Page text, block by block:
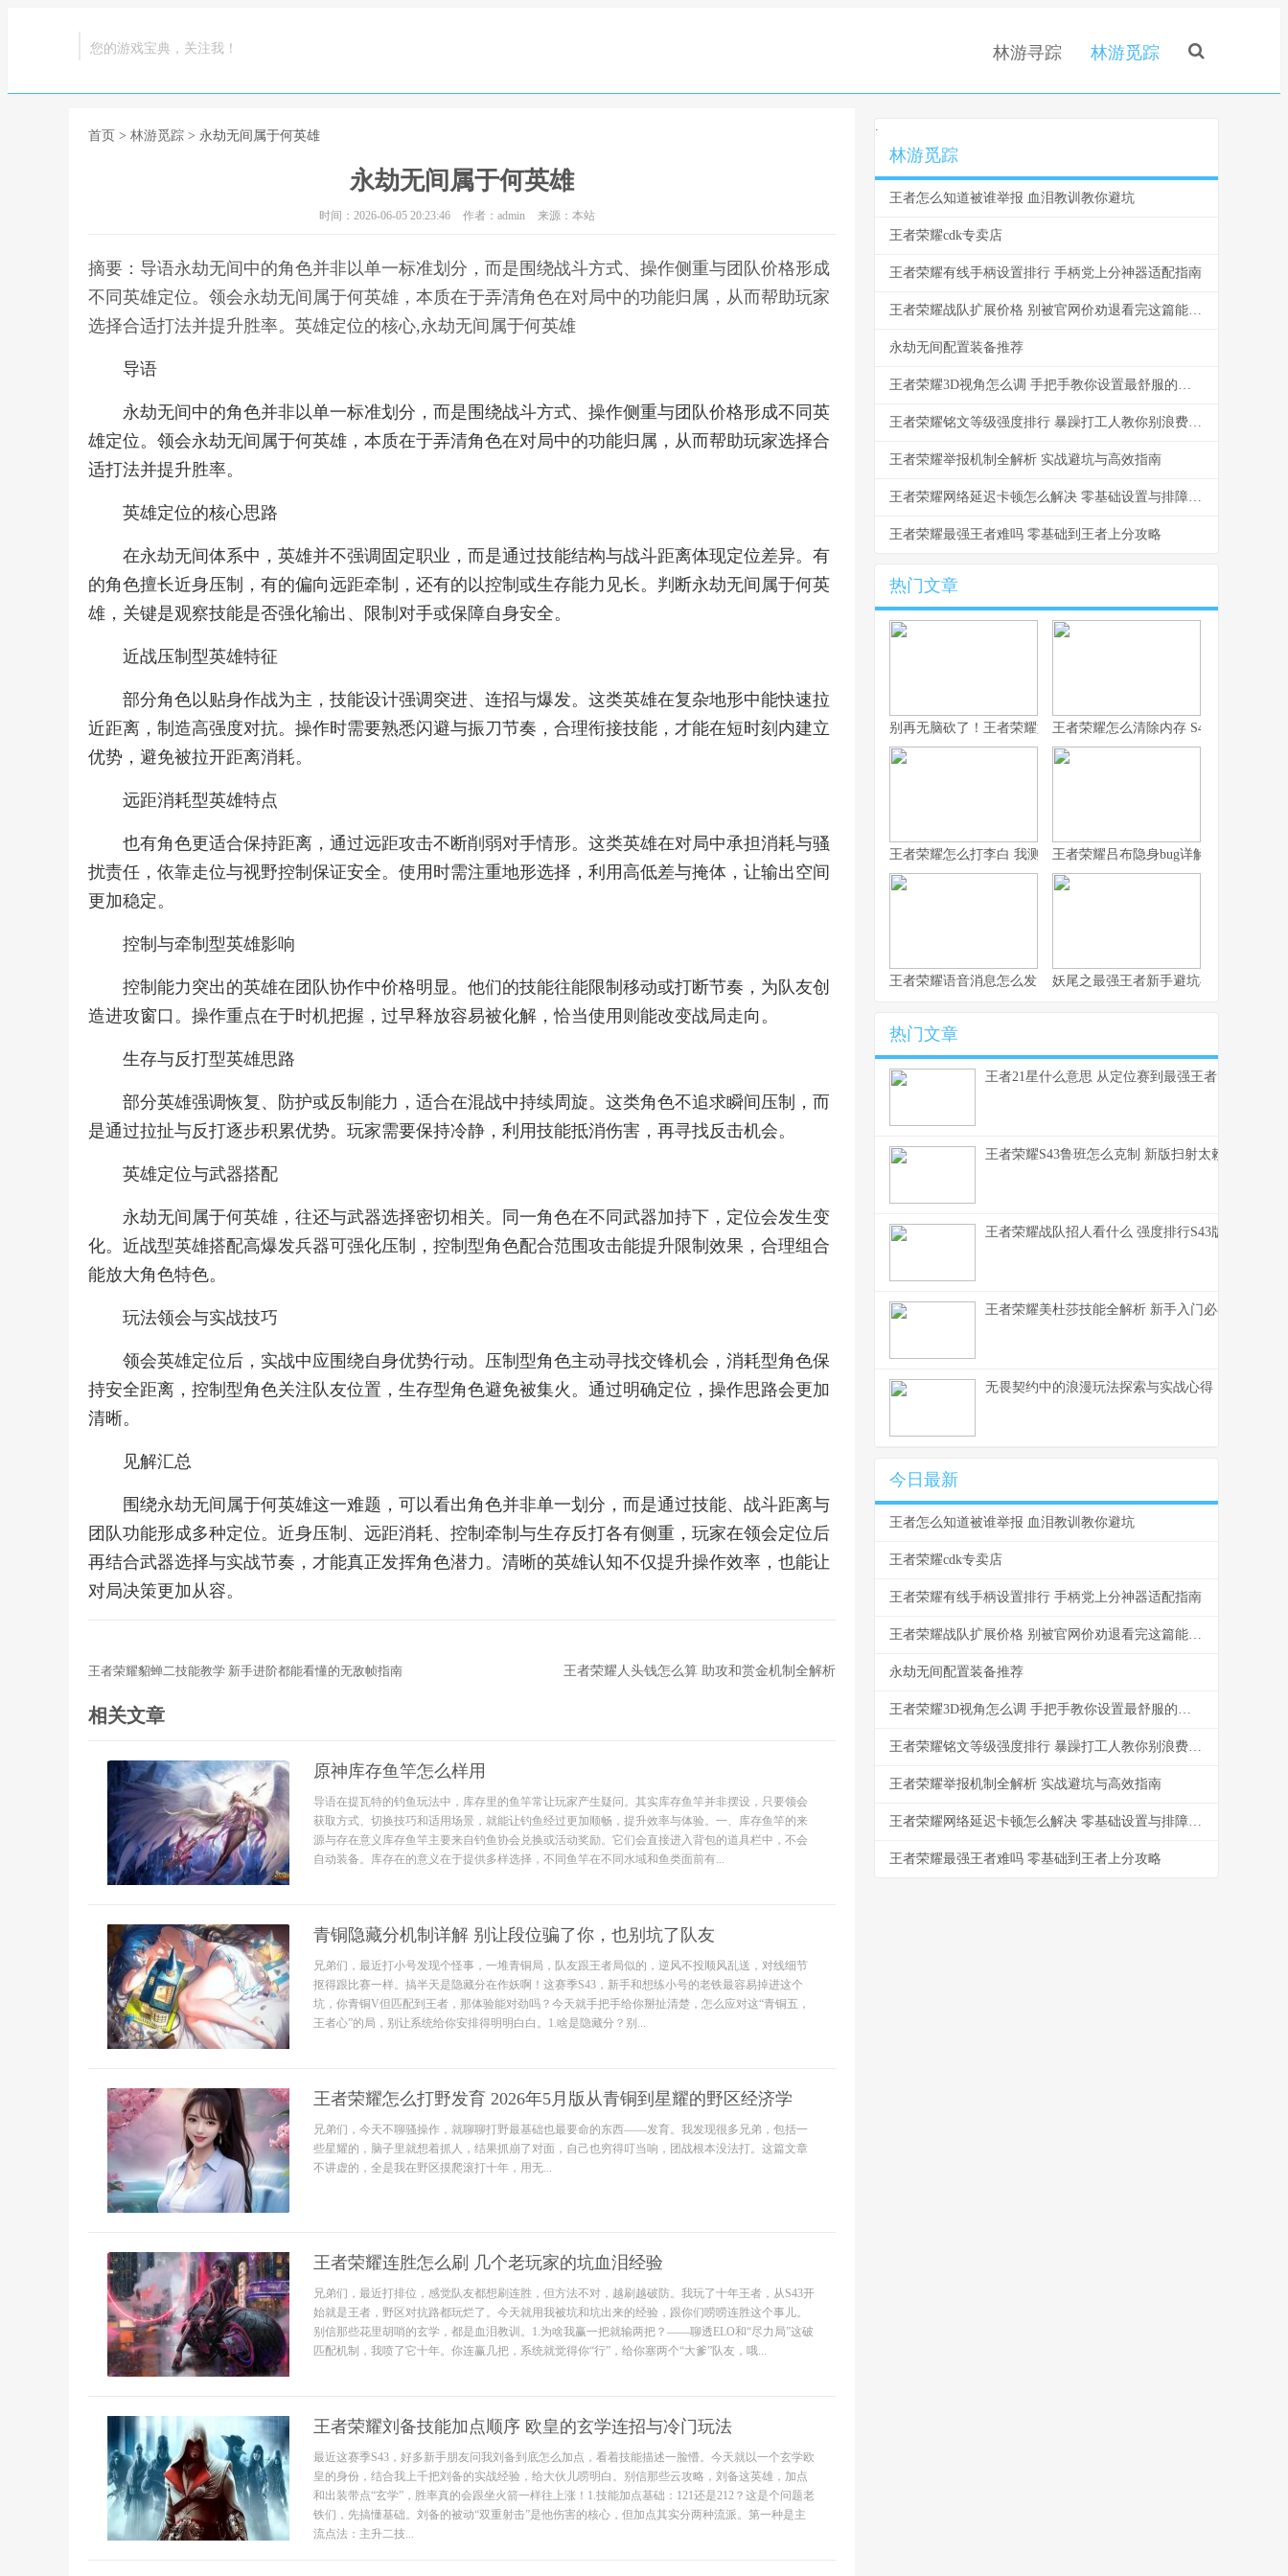
您的游戏宝典，关注我！ 林游寻踪 林游觅踪
首页 > 林游觅踪 > 永劫无间属于何英雄
永劫无间属于何英雄
时间：2026-06-05 20:23:46 作者：admin 来源：本站
摘要：导语永劫无间中的角色并非以单一标准划分，而是围绕战斗方式、操作侧重与团队价格形成
不同英雄定位。领会永劫无间属于何英雄，本质在于弄清角色在对局中的功能归属，从而帮助玩家
选择合适打法并提升胜率。英雄定位的核心,永劫无间属于何英雄
导语
永劫无间中的角色并非以单一标准划分，而是围绕战斗方式、操作侧重与团队价格形成不同英
雄定位。领会永劫无间属于何英雄，本质在于弄清角色在对局中的功能归属，从而帮助玩家选择合
适打法并提升胜率。
英雄定位的核心思路
在永劫无间体系中，英雄并不强调固定职业，而是通过技能结构与战斗距离体现定位差异。有
的角色擅长近身压制，有的偏向远距牵制，还有的以控制或生存能力见长。判断永劫无间属于何英
雄，关键是观察技能是否强化输出、限制对手或保障自身安全。
近战压制型英雄特征
部分角色以贴身作战为主，技能设计强调突进、连招与爆发。这类英雄在复杂地形中能快速拉
近距离，制造高强度对抗。操作时需要熟悉闪避与振刀节奏，合理衔接技能，才能在短时刻内建立
优势，避免被拉开距离消耗。
远距消耗型英雄特点
也有角色更适合保持距离，通过远距攻击不断削弱对手情形。这类英雄在对局中承担消耗与骚
扰责任，依靠走位与视野控制保证安全。使用时需注重地形选择，利用高低差与掩体，让输出空间
更加稳定。
控制与牵制型英雄影响
控制能力突出的英雄在团队协作中价格明显。他们的技能往能限制移动或打断节奏，为队友创
造进攻窗口。操作重点在于时机把握，过早释放容易被化解，恰当使用则能改变战局走向。
生存与反打型英雄思路
部分英雄强调恢复、防护或反制能力，适合在混战中持续周旋。这类角色不追求瞬间压制，而
是通过拉扯与反打逐步积累优势。玩家需要保持冷静，利用技能抵消伤害，再寻找反击机会。
英雄定位与武器搭配
永劫无间属于何英雄，往还与武器选择密切相关。同一角色在不同武器加持下，定位会发生变
化。近战型英雄搭配高爆发兵器可强化压制，控制型角色配合范围攻击能提升限制效果，合理组合
能放大角色特色。
玩法领会与实战技巧
领会英雄定位后，实战中应围绕自身优势行动。压制型角色主动寻找交锋机会，消耗型角色保
持安全距离，控制型角色关注队友位置，生存型角色避免被集火。通过明确定位，操作思路会更加
清晰。
见解汇总
围绕永劫无间属于何英雄这一难题，可以看出角色并非单一划分，而是通过技能、战斗距离与
团队功能形成多种定位。近身压制、远距消耗、控制牵制与生存反打各有侧重，玩家在领会定位后
再结合武器选择与实战节奏，才能真正发挥角色潜力。清晰的英雄认知不仅提升操作效率，也能让
对局决策更加从容。
王者荣耀貂蝉二技能教学 新手进阶都能看懂的无敌帧指南 王者荣耀人头钱怎么算 助攻和赏金机制全解析
相关文章
原神库存鱼竿怎么样用
导语在提瓦特的钓鱼玩法中，库存里的鱼竿常让玩家产生疑问。其实库存鱼竿并非摆设，只要领会
获取方式、切换技巧和适用场景，就能让钓鱼经过更加顺畅，提升效率与体验。一、库存鱼竿的来
源与存在意义库存鱼竿主要来自钓鱼协会兑换或活动奖励。它们会直接进入背包的道具栏中，不会
自动装备。库存在的意义在于提供多样选择，不同鱼竿在不同水域和鱼类面前有...
青铜隐藏分机制详解 别让段位骗了你，也别坑了队友
兄弟们，最近打小号发现个怪事，一堆青铜局，队友跟王者局似的，逆风不投顺风乱送，对线细节
抠得跟比赛一样。搞半天是隐藏分在作妖啊！这赛季S43，新手和想练小号的老铁最容易掉进这个
坑，你青铜V但匹配到王者，那体验能对劲吗？今天就手把手给你掰扯清楚，怎么应对这“青铜五，
王者心”的局，别让系统给你安排得明明白白。1.啥是隐藏分？别...
王者荣耀怎么打野发育 2026年5月版从青铜到星耀的野区经济学
兄弟们，今天不聊骚操作，就聊聊打野最基础也最要命的东西——发育。我发现很多兄弟，包括一
些星耀的，脑子里就想着抓人，结果抓崩了对面，自己也穷得叮当响，团战根本没法打。这篇文章
不讲虚的，全是我在野区摸爬滚打十年，用无...
王者荣耀连胜怎么刷 几个老玩家的坑血泪经验
兄弟们，最近打排位，感觉队友都想刷连胜，但方法不对，越刷越破防。我玩了十年王者，从S43开
始就是王者，野区对抗路都玩烂了。今天就用我被坑和坑出来的经验，跟你们唠唠连胜这个事儿。
别信那些花里胡哨的玄学，都是血泪教训。1.为啥我赢一把就输两把？——聊透ELO和“尽力局”这破
匹配机制，我喷了它十年。你连赢几把，系统就觉得你“行”，给你塞两个“大爹”队友，哦...
王者荣耀刘备技能加点顺序 欧皇的玄学连招与冷门玩法
最近这赛季S43，好多新手朋友问我刘备到底怎么加点，看着技能描述一脸懵。今天就以一个玄学欧
皇的身份，结合我上千把刘备的实战经验，给大伙儿唠明白。别信那些云攻略，刘备这英雄，加点
和出装带点“玄学”，胜率真的会跟坐火箭一样往上涨！1.技能加点基础：121还是212？这是个问题老
铁们，先搞懂基础。刘备的被动“双重射击”是他伤害的核心，但加点其实分两种流派。第一种是主
流点法：主升二技...
.
林游觅踪
王者怎么知道被谁举报 血泪教训教你避坑
王者荣耀cdk专卖店
王者荣耀有线手柄设置排行 手柄党上分神器适配指南
王者荣耀战队扩展价格 别被官网价劝退看完这篇能省一半
永劫无间配置装备推荐
王者荣耀3D视角怎么调 手把手教你设置最舒服的视角
王者荣耀铭文等级强度排行 暴躁打工人教你别浪费金币
王者荣耀举报机制全解析 实战避坑与高效指南
王者荣耀网络延迟卡顿怎么解决 零基础设置与排障指南
王者荣耀最强王者难吗 零基础到王者上分攻略
热门文章
别再无脑砍了！王者荣耀如何用凯，我这10年心得全在这了！
王者荣耀怎么清除内存 S43赛季防卡顿
王者荣耀怎么打李白 我测了100把的克制方法王者荣耀吕布隐身bug详解 老玩家常见
王者荣耀语音消息怎么发 这赛季S43的沟通优化细节你得知道
妖尾之最强王者新手避坑与实战心得
热门文章
王者21星什么意思 从定位赛到最强王者的段位全解
王者荣耀S43鲁班怎么克制 新版扫射太赖了这些英
王者荣耀战队招人看什么 强度排行S43版本上分密
王者荣耀美杜莎技能全解析 新手入门必看教学
无畏契约中的浪漫玩法探索与实战心得
今日最新
王者怎么知道被谁举报 血泪教训教你避坑
王者荣耀cdk专卖店
王者荣耀有线手柄设置排行 手柄党上分神器适配指南
王者荣耀战队扩展价格 别被官网价劝退看完这篇能省一半
永劫无间配置装备推荐
王者荣耀3D视角怎么调 手把手教你设置最舒服的视角
王者荣耀铭文等级强度排行 暴躁打工人教你别浪费金币
王者荣耀举报机制全解析 实战避坑与高效指南
王者荣耀网络延迟卡顿怎么解决 零基础设置与排障指南
王者荣耀最强王者难吗 零基础到王者上分攻略